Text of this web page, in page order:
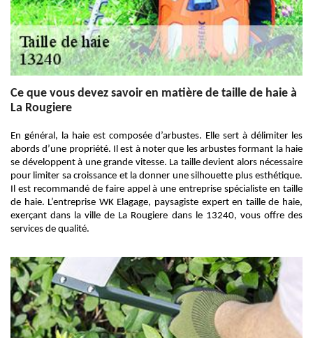
Ce que vous devez savoir en matière de taille de haie à
La Rougiere
En général, la haie est composée d’arbustes. Elle sert à délimiter les
abords d’une propriété. Il est à noter que les arbustes formant la haie
se développent à une grande vitesse. La taille devient alors nécessaire
pour limiter sa croissance et la donner une silhouette plus esthétique.
Il est recommandé de faire appel à une entreprise spécialiste en taille
de haie. L’entreprise WK Elagage, paysagiste expert en taille de haie,
exerçant dans la ville de La Rougiere dans le 13240, vous offre des
services de qualité.